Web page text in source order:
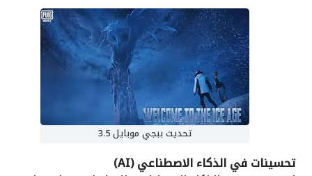
تحديث ببجي موبايل 3.5
تحسينات في الذكاء الاصطناعي (AI)